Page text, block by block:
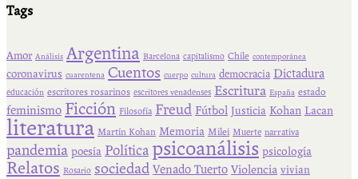
Tags
Amor Análisis Argentina Barcelona capitalismo Chile contemporánea
coronavirus cuarentena Cuentos cuerpo cultura democracia Dictadura
educación escritores rosarinos escritores venadenses Escritura España estado
feminismo Ficción Filosofía Freud Fútbol Justicia Kohan Lacan
literatura Martín Kohan Memoria Milei Muerte narrativa
pandemia poesía Política psicoanálisis psicología
Relatos Rosario sociedad Venado Tuerto Violencia vivian